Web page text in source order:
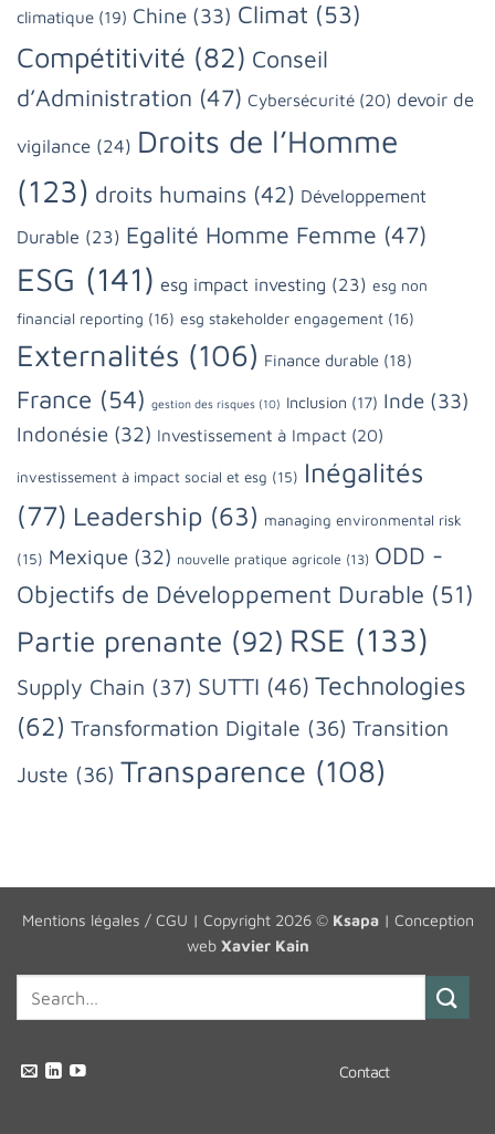
climatique (19) Chine (33) Climat (53)
Compétitivité (82) Conseil
d’Administration (47) Cybersécurité (20) devoir de
vigilance (24) Droits de l’Homme
(123) droits humains (42) Développement
Durable (23) Egalité Homme Femme (47)
ESG (141) esg impact investing (23) esg non
financial reporting (16) esg stakeholder engagement (16)
Externalités (106) Finance durable (18)
France (54) gestion des risques (10) Inclusion (17) Inde (33)
Indonésie (32) Investissement à Impact (20)
investissement à impact social et esg (15) Inégalités
(77) Leadership (63) managing environmental risk
(15) Mexique (32) nouvelle pratique agricole (13) ODD -
Objectifs de Développement Durable (51)
Partie prenante (92) RSE (133)
Supply Chain (37) SUTTI (46) Technologies
(62) Transformation Digitale (36) Transition
Juste (36) Transparence (108)
Mentions légales / CGU | Copyright 2026 © Ksapa| Conception
web Xavier Kain
Contact